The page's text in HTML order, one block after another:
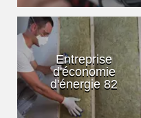
Entreprise
d'économie
d'énergie 82